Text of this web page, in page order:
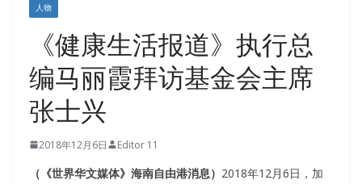
人物
《健康生活报道》执行总
编马丽霞拜访基金会主席
张士兴
2018年12月6日 Editor 11
（《世界华文媒体》海南自由港消息） 2018年12月6日，加